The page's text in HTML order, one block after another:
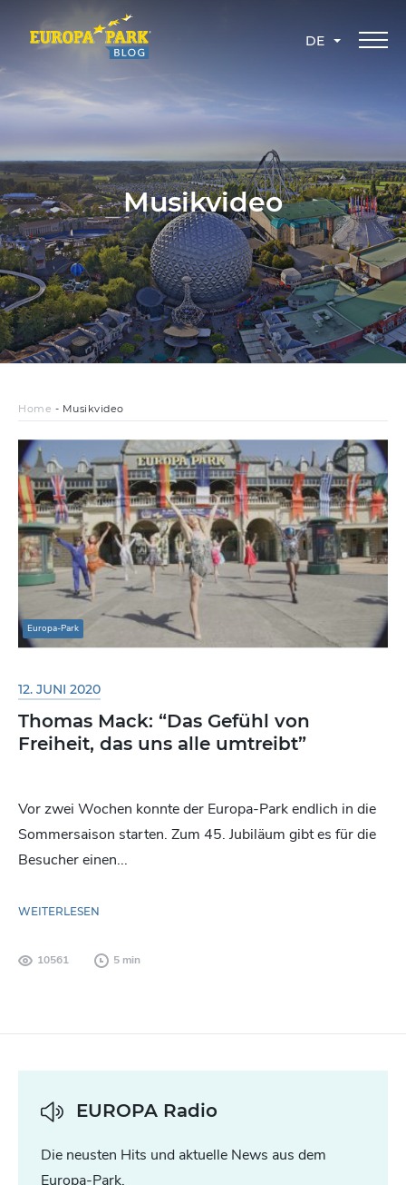
DE
Musikvideo
Home - Musikvideo
Europa-Park
12. JUNI 2020
Thomas Mack: “Das Gefühl von
Freiheit, das uns alle umtreibt”
Vor zwei Wochen konnte der Europa-Park endlich in die
Sommersaison starten. Zum 45. Jubiläum gibt es für die
Besucher einen...
WEITERLESEN
10561 5 min
EUROPA Radio
Die neusten Hits und aktuelle News aus dem
Europa-Park.